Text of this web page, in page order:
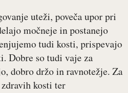
uteži, poveča upor pri
močneje in postanejo
tudi kosti, prispevajo
Dobre so tudi vaje za
dobro držo in ravnotežje. Za
kosti ter